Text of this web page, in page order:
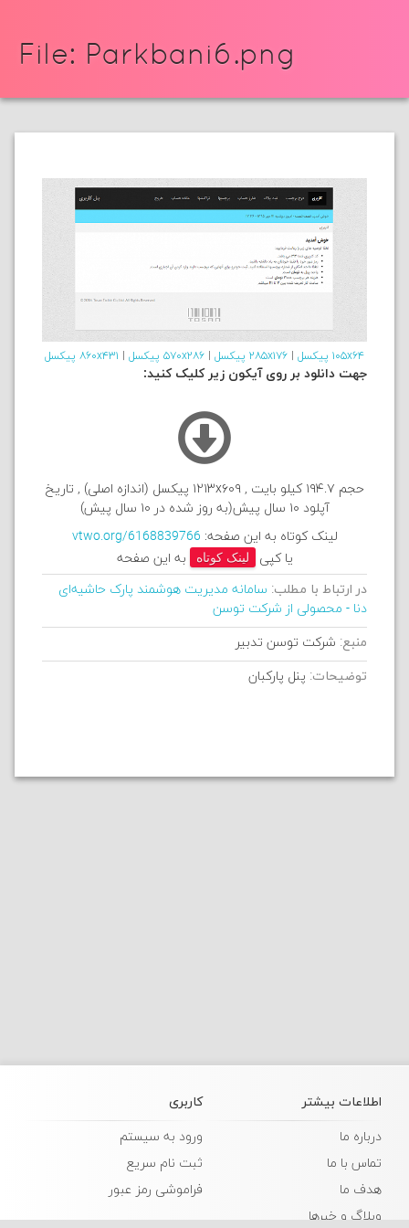
File: Parkbani6.png
۱۰۵x۶۴ پیکسل ۲۸۵x۱۷۶ پیکسل ۵۷۰x۲۸۶ پیکسل ۸۶۰x۴۳۱ پیکسل
جهت دانلود بر روی آیکون زیر کلیک کنید:
حجم ۱۹۴.۷ کیلو بایت , ۱۲۱۳x۶۰۹ پیکسل (اندازه اصلی) , تاریخ
آپلود ۱۰ سال پیش(به روز شده در ۱۰ سال پیش)
لینک کوتاه به این صفحه: vtwo.org/6168839766
یا کپی
لینک کوتاه
به این صفحه
در ارتباط با مطلب: سامانه مدیریت هوشمند پارک حاشیه‌ای
دنا - محصولی از شرکت توسن
منبع: شرکت توسن تدبیر
توضیحات: پنل پارکبان
اطلاعات بیشتر
درباره ما
تماس با ما
هدف ما
وبلاگ و خبرها
کاربری
ورود به سیستم
ثبت نام سریع
فراموشی رمز عبور